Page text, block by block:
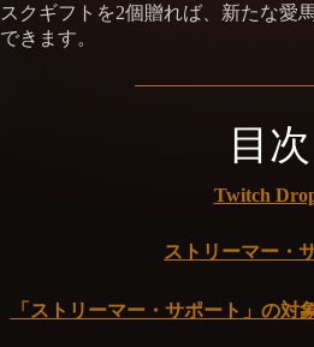
スクギフトを2個贈れば、新たな愛
できます。
目次
Twitch
ストリーマー・
「ストリーマー・サポート」の対